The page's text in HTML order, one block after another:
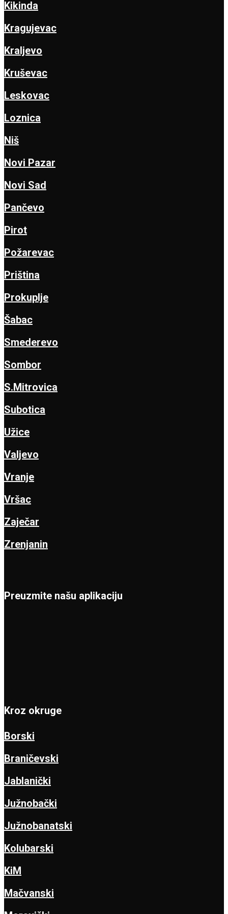
Kikinda
Kragujevac
Kraljevo
Kruševac
Leskovac
Loznica
Niš
Novi Pazar
Novi Sad
Pančevo
Pirot
Požarevac
Priština
Prokuplje
Šabac
Smederevo
Sombor
S.Mitrovica
Subotica
Užice
Valjevo
Vranje
Vršac
Zaječar
Zrenjanin
Preuzmite našu aplikaciju
Kroz okruge
Borski
Braničevski
Jablanički
Južnobački
Južnobanatski
Kolubarski
KiM
Mačvanski